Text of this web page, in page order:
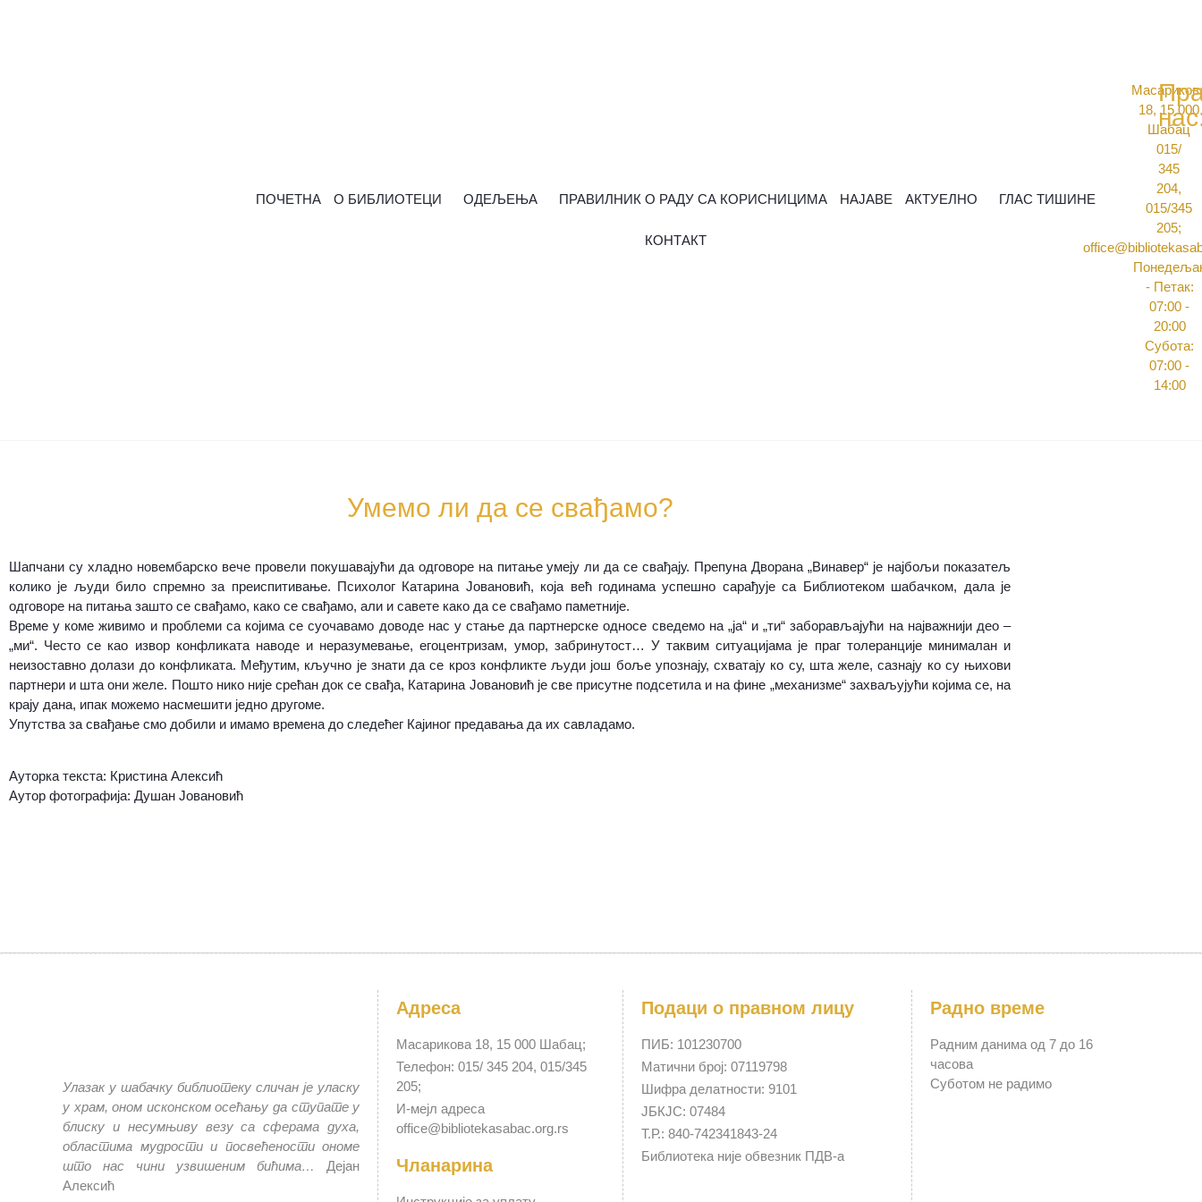
ПОЧЕТНА О БИБЛИОТЕЦИ ОДЕЉЕЊА ПРАВИЛНИК О РАДУ СА КОРИСНИЦИМА НАЈАВЕ АКТУЕЛНО ГЛАС ТИШИНЕ
КОНТАКТ
18, 15 000
Шабац
015/
345
204,
015/345
205;
- Петак:
07:00 -
20:00
Субота:
07:00 -
14:00
Умемо ли да се свађамо?
Шапчани су хладно новембарско вече провели покушавајући да одговоре на питање умеју ли да се свађају. Препуна Дворана „Винавер“ је најбољи показатељ
колико је људи било спремно за преиспитивање. Психолог Катарина Јовановић, која већ годинама успешно сарађује са Библиотеком шабачком, дала је
одговоре на питања зашто се свађамо, како се свађамо, али и савете како да се свађамо паметније.
Време у коме живимо и проблеми са којима се суочавамо доводе нас у стање да партнерске односе сведемо на „ја“ и „ти“ заборављајући на најважнији део –
„ми“. Често се као извор конфликата наводе и неразумевање, егоцентризам, умор, забринутост… У таквим ситуацијама је праг толеранције минималан и
неизоставно долази до конфликата. Међутим, кључно је знати да се кроз конфликте људи још боље упознају, схватају ко су, шта желе, сазнају ко су њихови
партнери и шта они желе. Пошто нико није срећан док се свађа, Катарина Јовановић је све присутне подсетила и на фине „механизме“ захваљујући којима се, на
крају дана, ипак можемо насмешити једно другоме.
Упутства за свађање смо добили и имамо времена до следећег Кајиног предавања да их савладамо.
Ауторка текста: Кристина Алексић
Аутор фотографија: Душан Јовановић
Улазак у шабачку библиотеку сличан је уласку
у храм, оном исконском осећању да ступате у
блиску и несумњиву везу са сферама духа,
областима мудрости и посвећености ономе
што нас чини узвишеним бићима…
Дејан
Алексић
Адреса
Масарикова 18, 15 000 Шабац;
Телефон: 015/ 345 204, 015/345
205;
И-мејл адреса
office@bibliotekasabac.org.rs
Чланарина
Подаци о правном лицу
ПИБ: 101230700
Матични број: 07119798
Шифра делатности: 9101
ЈБКЈС: 07484
Т.Р.: 840-742341843-24
Библиотека није обвезник ПДВ-а
Радно време
Радним данима од 7 до 16
часова
Суботом не радимо